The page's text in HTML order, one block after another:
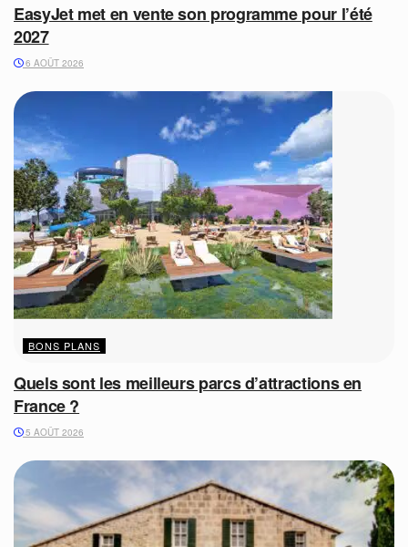
EasyJet met en vente son programme pour l’été
2027
6 AOÛT 2026
BONS PLANS
Quels sont les meilleurs parcs d’attractions en
France ?
5 AOÛT 2026